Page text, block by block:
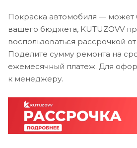
Покраска автомобиля — может
вашего бюджета, KUTUZOVV
воспользоваться рассрочкой
Поделите сумму ремонта на
ежемесячный платеж. Для
к менеджеру.